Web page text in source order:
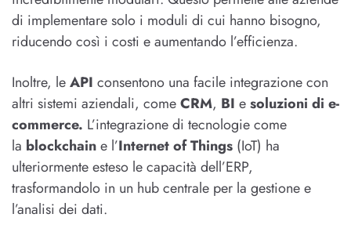
di implementare solo i moduli di cui hanno bisogno,
riducendo così i costi e aumentando l’efficienza.
Inoltre, leAPI consentono una facile integrazione con
altri sistemi aziendali, comeCRM, BI esoluzioni di e-
commerce. L’integrazione di tecnologie come
la blockchaine l’Internet of Things (IoT) ha
ulteriormente esteso le capacità dell’ERP,
trasformandolo in un hub centrale per la gestione e
l’analisi dei dati.